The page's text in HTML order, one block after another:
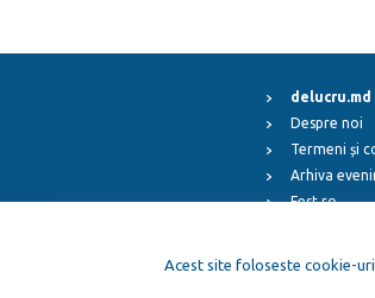
delucru.md
Despre noi
Termeni și
Arhiva
Fest.ro
Acest site foloseste cookie-